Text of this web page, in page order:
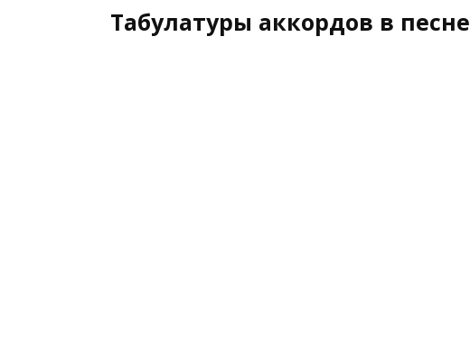
Табулатуры аккордов в песне